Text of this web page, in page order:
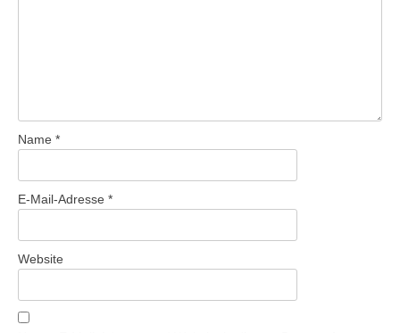
Name *
E-Mail-Adresse *
Website